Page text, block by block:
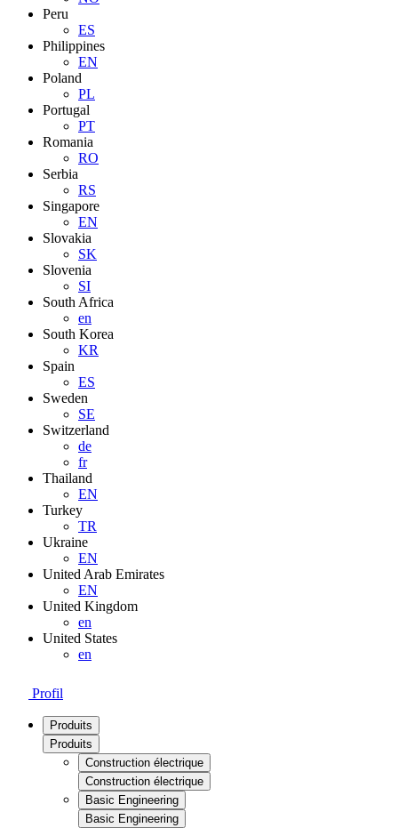
Peru
ES
Philippines
EN
Poland
PL
Portugal
PT
Romania
RO
Serbia
RS
Singapore
EN
Slovakia
SK
Slovenia
SI
South Africa
en
South Korea
KR
Spain
ES
Sweden
SE
Switzerland
de
fr
Thailand
EN
Turkey
TR
Ukraine
EN
United Arab Emirates
EN
United Kingdom
en
United States
en
Profil
Produits
Produits
Construction électrique
Construction électrique
Basic Engineering
Basic Engineering